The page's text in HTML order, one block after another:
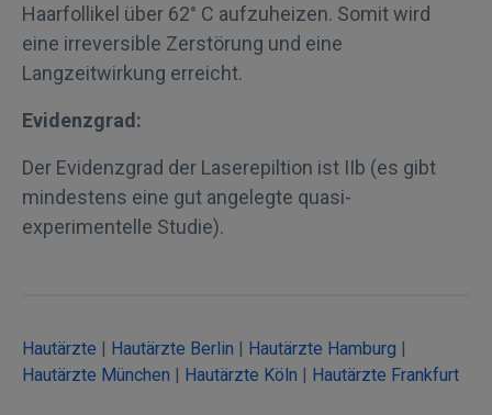
Haarfollikel über 62° C aufzuheizen. Somit wird
eine irreversible Zerstörung und eine
Langzeitwirkung erreicht.
Evidenzgrad:
Der Evidenzgrad der Laserepiltion ist IIb (es gibt
mindestens eine gut angelegte quasi-
experimentelle Studie).
Hautärzte | Hautärzte Berlin | Hautärzte Hamburg |
Hautärzte München | Hautärzte Köln | Hautärzte Frankfurt